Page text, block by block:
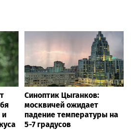
и
Синоптик Цыганков:
москвичей ожидает
падение температуры на
5-7 градусов